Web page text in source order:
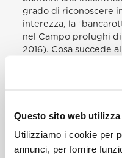
Questo sito web
Utilizziamo i cookie per
annunci, per fornire
grado di riconoscere
interezza, la
nel Campo profughi di
2016). Cosa succede
immediatamente
salvare quei fratelli
Mediterraneo… molti
macchiati di sangue